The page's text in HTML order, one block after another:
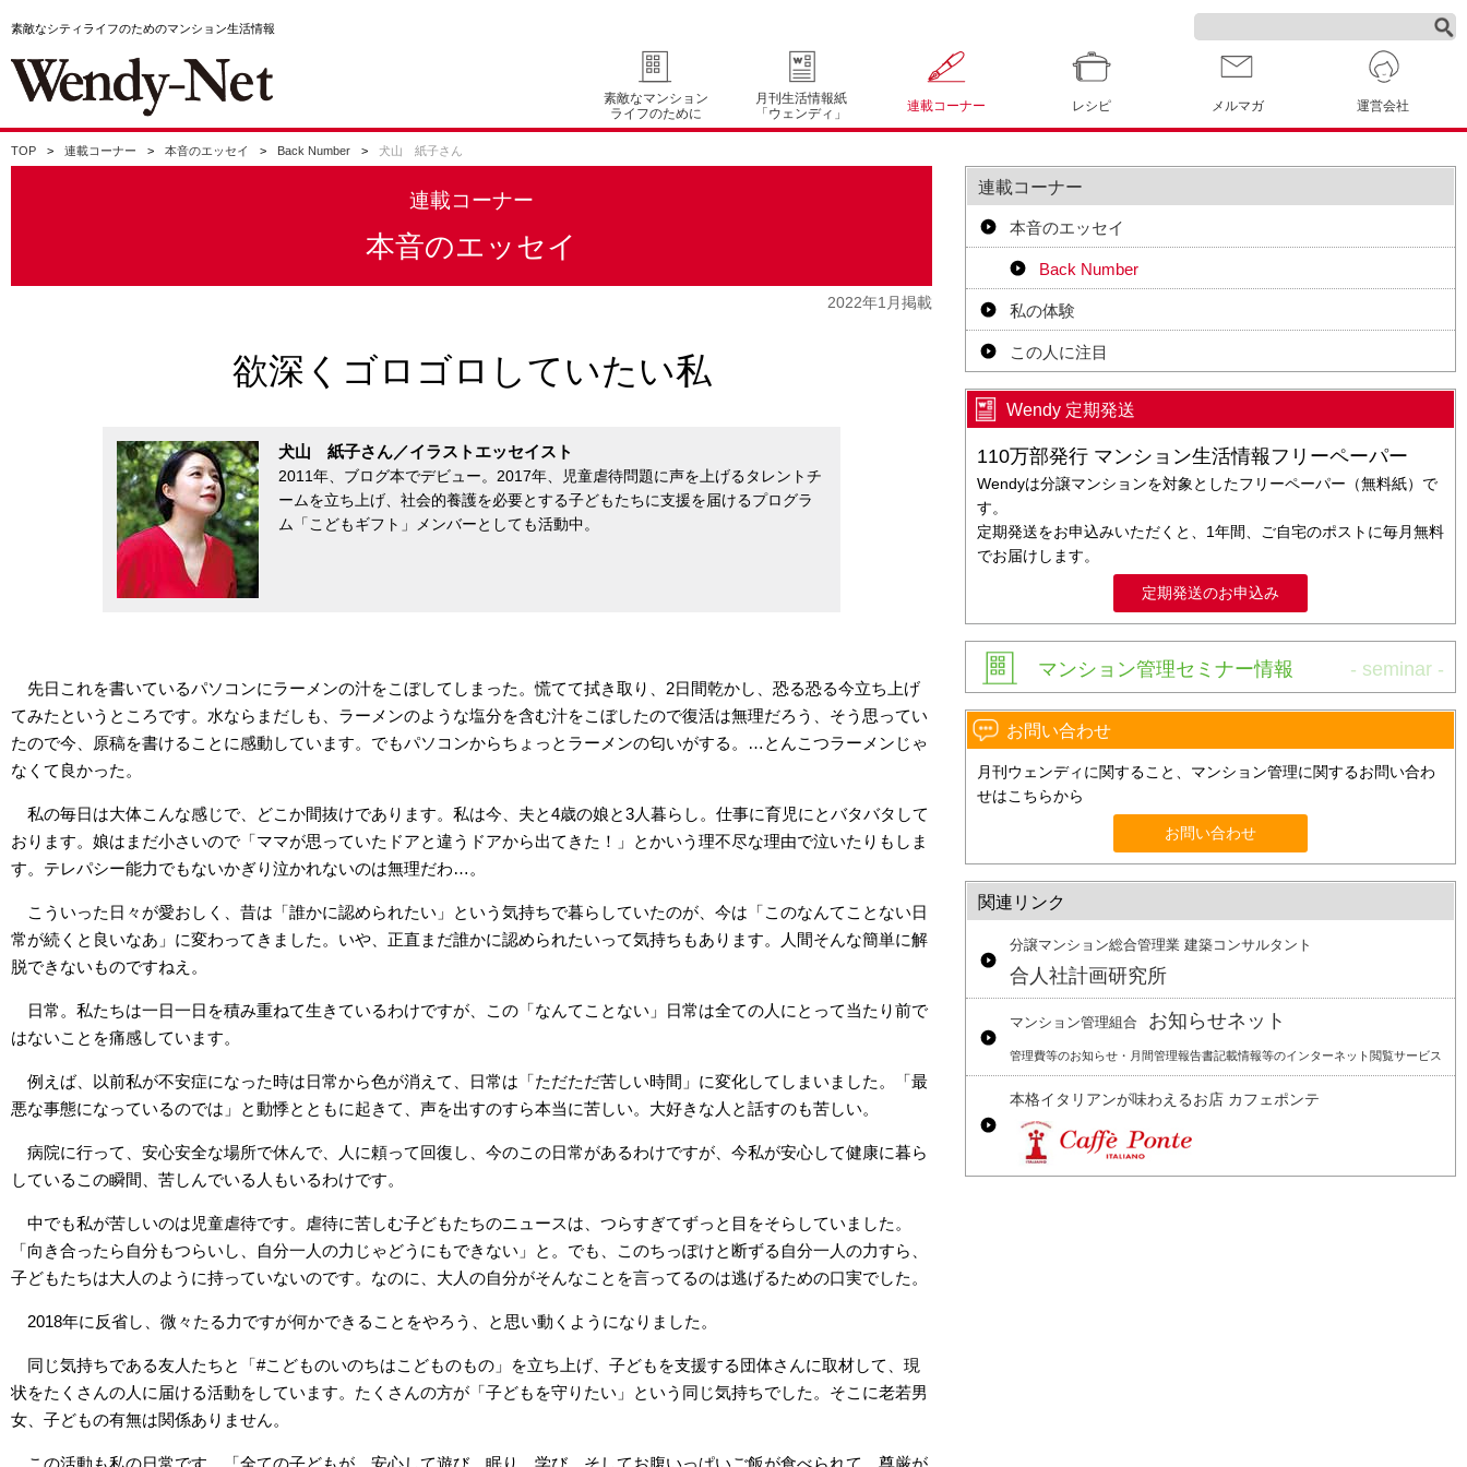
素敵なシティライフのためのマンション生活情報
素敵なマンション
ライフのために
月刊生活情報紙
「ウェンディ」
連載コーナー レシピ メルマガ 運営会社
TOP 連載コーナー 本音のエッセイ Back Number 犬山 紙子さん
連載コーナー
本音のエッセイ
2022年1月掲載
欲深くゴロゴロしていたい私
犬山 紙子さん／イラストエッセイスト
2011年、ブログ本でデビュー。2017年、児童虐待問題に声を上げるタレントチ
ームを立ち上げ、社会的養護を必要とする子どもたちに支援を届けるプログラ
ム「こどもギフト」メンバーとしても活動中。
先日これを書いているパソコンにラーメンの汁をこぼしてしまった。慌てて拭き取り、2日間乾かし、恐る恐る今立ち上げ
てみたというところです。水ならまだしも、ラーメンのような塩分を含む汁をこぼしたので復活は無理だろう、そう思ってい
たので今、原稿を書けることに感動しています。でもパソコンからちょっとラーメンの匂いがする。…とんこつラーメンじゃ
なくて良かった。
私の毎日は大体こんな感じで、どこか間抜けであります。私は今、夫と4歳の娘と3人暮らし。仕事に育児にとバタバタして
おります。娘はまだ小さいので「ママが思っていたドアと違うドアから出てきた！」とかいう理不尽な理由で泣いたりもしま
す。テレパシー能力でもないかぎり泣かれないのは無理だわ…。
こういった日々が愛おしく、昔は「誰かに認められたい」という気持ちで暮らしていたのが、今は「このなんてことない日
常が続くと良いなあ」に変わってきました。いや、正直まだ誰かに認められたいって気持ちもあります。人間そんな簡単に解
脱できないものですねえ。
日常。私たちは一日一日を積み重ねて生きているわけですが、この「なんてことない」日常は全ての人にとって当たり前で
はないことを痛感しています。
例えば、以前私が不安症になった時は日常から色が消えて、日常は「ただただ苦しい時間」に変化してしまいました。「最
悪な事態になっているのでは」と動悸とともに起きて、声を出すのすら本当に苦しい。大好きな人と話すのも苦しい。
病院に行って、安心安全な場所で休んで、人に頼って回復し、今のこの日常があるわけですが、今私が安心して健康に暮ら
しているこの瞬間、苦しんでいる人もいるわけです。
中でも私が苦しいのは児童虐待です。虐待に苦しむ子どもたちのニュースは、つらすぎてずっと目をそらしていました。
「向き合ったら自分もつらいし、自分一人の力じゃどうにもできない」と。でも、このちっぽけと断ずる自分一人の力すら、
子どもたちは大人のように持っていないのです。なのに、大人の自分がそんなことを言ってるのは逃げるための口実でした。
2018年に反省し、微々たる力ですが何かできることをやろう、と思い動くようになりました。
同じ気持ちである友人たちと「#こどものいのちはこどものもの」を立ち上げ、子どもを支援する団体さんに取材して、現
状をたくさんの人に届ける活動をしています。たくさんの方が「子どもを守りたい」という同じ気持ちでした。そこに老若男
女、子どもの有無は関係ありません。
この活動も私の日常です。「全ての子どもが、安心して遊び、眠り、学び、そしてお腹いっぱいご飯が食べられて、尊厳が
連載コーナー
本音のエッセイ
Back Number
私の体験
この人に注目
Wendy 定期発送
110万部発行 マンション生活情報フリーペーパー
Wendyは分譲マンションを対象としたフリーペーパー（無料紙）で
す。
定期発送をお申込みいただくと、1年間、ご自宅のポストに毎月無料
でお届けします。
定期発送のお申込み
マンション管理セミナー情報
お問い合わせ
月刊ウェンディに関すること、マンション管理に関するお問い合わ
せはこちらから
お問い合わせ
関連リンク
分譲マンション総合管理業 建築コンサルタント
合人社計画研究所
マンション管理組合 お知らせネット
管理費等のお知らせ・月間管理報告書記載情報等のインターネット閲覧サービス
本格イタリアンが味わえるお店 カフェポンテ